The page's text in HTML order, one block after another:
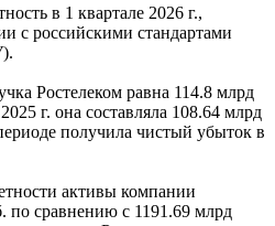
млрд руб.
в 1 квартале 2026 г.,
с российскими стандартами
г. она составляла 108.64 млрд
получила чистый убыток в